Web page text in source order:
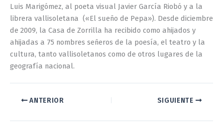
Luis Marigómez, al poeta visual Javier García Riobó y a la
librera vallisoletana («El sueño de Pepa»). Desde diciembre
de 2009, la Casa de Zorrilla ha recibido como ahijados y
ahijadas a 75 nombres señeros de la poesía, el teatro y la
cultura, tanto vallisoletanos como de otros lugares de la
geografía nacional.
ANTERIOR SIGUIENTE